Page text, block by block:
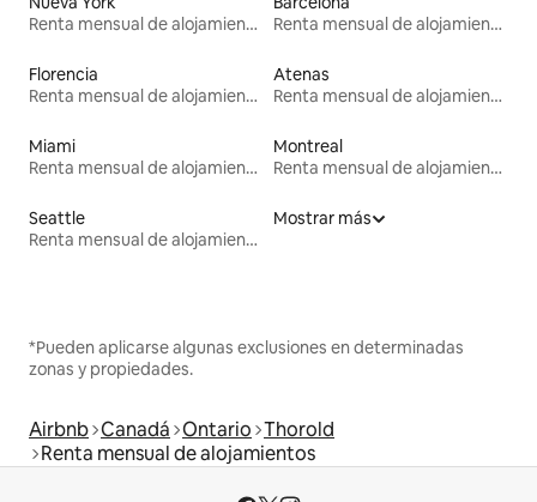
Renta mensual de alojamientos
Renta mensual de alojamientos
Florencia
Renta mensual de alojamientos
Atenas
Renta mensual de alojamientos
Miami
Renta mensual de alojamientos
Montreal
Renta mensual de alojamientos
Seattle
Renta mensual de alojamientos
Mostrar más
*Pueden aplicarse algunas exclusiones en determinadas
zonas y propiedades.
Airbnb Canadá Ontario Thorold
Renta mensual de alojamientos